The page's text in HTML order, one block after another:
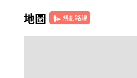
地圖 規劃路線